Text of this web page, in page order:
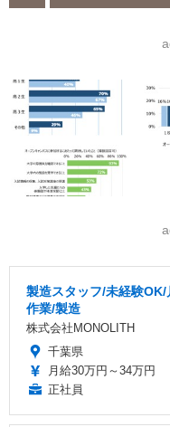
製造スタッフ/未経験
作業/製造
株式会社MONOLITH
千葉県
月給30万円～34万円
正社員